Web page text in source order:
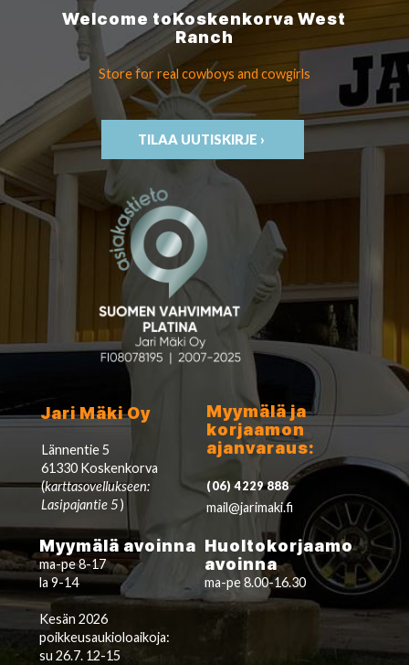
Welcome toKoskenkorvaWest
Ranch
Store for real cowboys and cowgirls
TILAA UUTISKIRJE ›
Jari Mäki Oy
Lännentie 5
61330 Koskenkorva
(karttasovellukseen:
Lasipajantie 5)
Myymälä ja
korjaamon
ajanvaraus:
(06) 4229 888
mail@jarimaki.fi
Myymälä avoinna
ma-pe 8-17
la 9-14
Kesän 2026
poikkeusaukioloaikoja:
su 26.7. 12-15
Huoltokorjaamo
avoinna
ma-pe 8.00-16.30